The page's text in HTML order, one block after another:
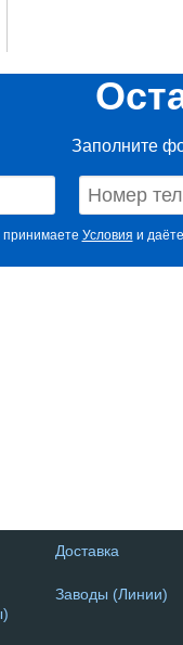
Заполните
Условия и
Доставка
Заводы (Линии)